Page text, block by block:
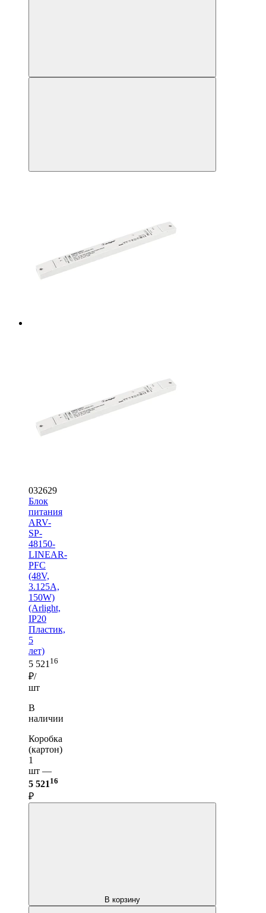
032629
Блок
питания
ARV-
SP-
48150-
LINEAR-
PFC
(48V,
3.125A,
150W)
(Arlight,
IP20
Пластик,
5
лет)
5 521 16
₽/
шт
В
наличии
Коробка
(картон)
1
шт —
5 52116
₽
В корзину